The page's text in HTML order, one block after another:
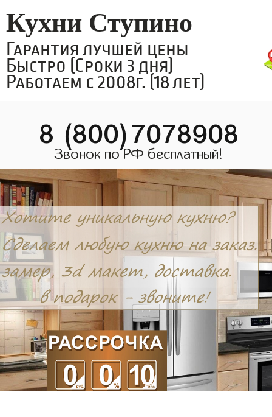
Кухни Ступино
Гарантия лучшей цены
Быстро (Сроки 3 дня)
Работаем с 2008г. (18 лет)
8 (800)7078908
Звонок по РФ бесплатный!